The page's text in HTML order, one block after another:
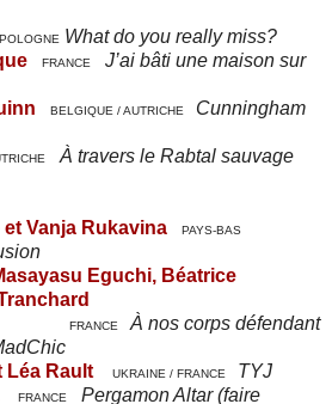
POLOGNE What do you really miss?
FRANCE
J’ai bâti une maison sur
BELGIQUE / AUTRICHE
Cunningham
À travers le Rabtal sauvage
et Vanja Rukavina PAYS-BAS
Eguchi, Béatrice
FRANCE
À nos corps défendant
Léa Rault UKRAINE / FRANCE
TYJ
FRANCE
Pergamon Altar (faire